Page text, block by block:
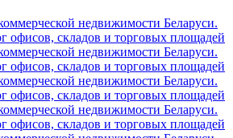
недвижимости Беларуси.
офисов, складов и торговых площадей
недвижимости Беларуси.
офисов, складов и торговых площадей
недвижимости Беларуси.
офисов, складов и торговых площадей
недвижимости Беларуси.
офисов, складов и торговых площадей